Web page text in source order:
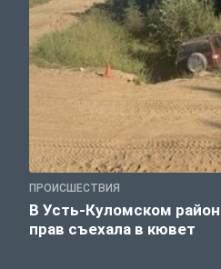
ПРОИСШЕСТВИЯ
В Усть-Куломском
прав съехала в кювет